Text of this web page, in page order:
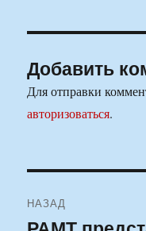
Добавить
Для отправки
авторизоваться.
по
НАЗАД
Предыдущая